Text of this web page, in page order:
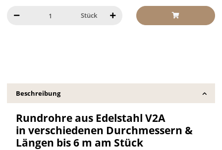
Stück
Beschreibung
Rundrohre aus Edelstahl V2A
in verschiedenen Durchmessern &
Längen bis 6 m am Stück